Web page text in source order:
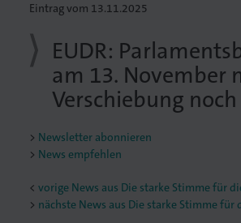
Eintrag vom 13.11.2025
EUDR:
am 13. November
Verschiebung
Newsletter abonnieren
News empfehlen
<vorige News aus Die starke Stimme für
nächste News aus Die starke Stimme für